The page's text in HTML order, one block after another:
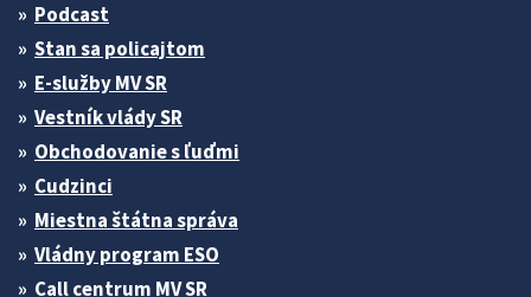
Podcast
Stan sa policajtom
E-služby MV SR
Vestník vlády SR
Obchodovanie s ľuďmi
Cudzinci
Miestna štátna správa
Vládny program ESO
Call centrum MV SR